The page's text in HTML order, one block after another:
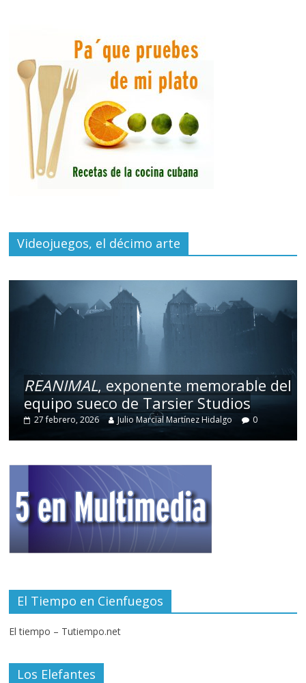
Videojuegos, el décimo arte
REANIMAL, exponente memorable del
equipo sueco de Tarsier Studios
27 febrero, 2026 Julio Marcial Martínez Hidalgo 0
El Tiempo en Cienfuegos
El tiempo – Tutiempo.net
Los Elefantes